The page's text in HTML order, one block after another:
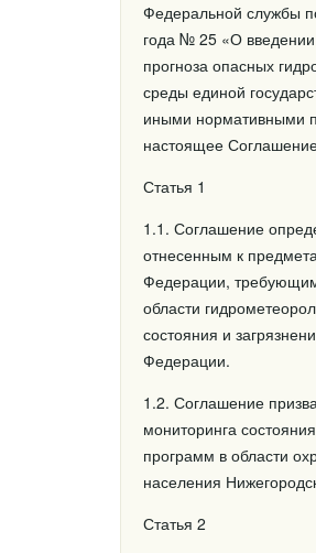
Федеральной службы
года № 25 «О
прогноза опасных
среды единой
иными нормативными
настоящее
Статья 1
1.1. Соглашение
отнесенным к
Федерации,
области
состояния и
Федерации.
1.2. Соглашение
мониторинга
программ в области
населения
Статья 2